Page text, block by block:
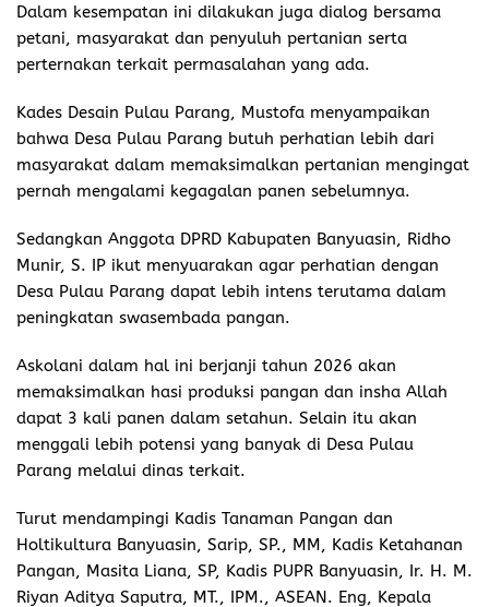
Dalam kesempatan ini dilakukan juga dialog bersama
petani, masyarakat dan penyuluh pertanian serta
perternakan terkait permasalahan yang ada.
Kades Desain Pulau Parang, Mustofa menyampaikan
bahwa Desa Pulau Parang butuh perhatian lebih dari
masyarakat dalam memaksimalkan pertanian mengingat
pernah mengalami kegagalan panen sebelumnya.
Sedangkan Anggota DPRD Kabupaten Banyuasin, Ridho
Munir, S. IP ikut menyuarakan agar perhatian dengan
Desa Pulau Parang dapat lebih intens terutama dalam
peningkatan swasembada pangan.
Askolani dalam hal ini berjanji tahun 2026 akan
memaksimalkan hasi produksi pangan dan insha Allah
dapat 3 kali panen dalam setahun. Selain itu akan
menggali lebih potensi yang banyak di Desa Pulau
Parang melalui dinas terkait.
Turut mendampingi Kadis Tanaman Pangan dan
Holtikultura Banyuasin, Sarip, SP., MM, Kadis Ketahanan
Pangan, Masita Liana, SP, Kadis PUPR Banyuasin, Ir. H. M.
Riyan Aditya Saputra, MT., IPM., ASEAN. Eng, Kepala